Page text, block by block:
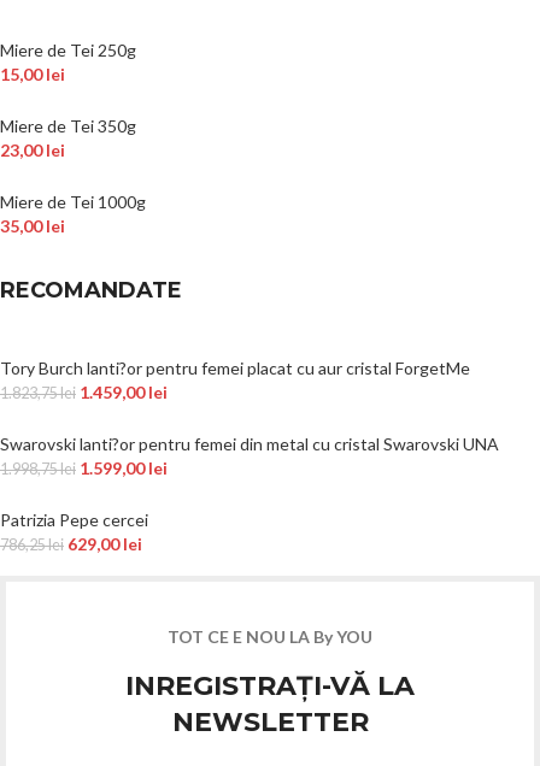
Miere de Tei 250g
15,00lei
Miere de Tei 350g
23,00lei
Miere de Tei 1000g
35,00lei
RECOMANDATE
Tory Burch lanti?or pentru femei placat cu aur cristal ForgetMe
1.823,75lei 1.459,00lei
Swarovski lanti?or pentru femei din metal cu cristal Swarovski UNA
1.998,75lei 1.599,00lei
Patrizia Pepe cercei
786,25lei 629,00lei
TOT CE E NOU LA By YOU
INREGISTRAȚI-VĂ LA
NEWSLETTER